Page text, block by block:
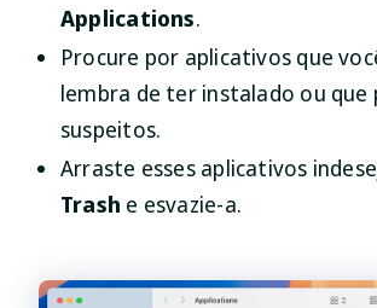
Applications.
Procure por aplicativos que
lembra de ter instalado ou que
suspeitos.
Arraste esses aplicativos
Trash e esvazie-a.